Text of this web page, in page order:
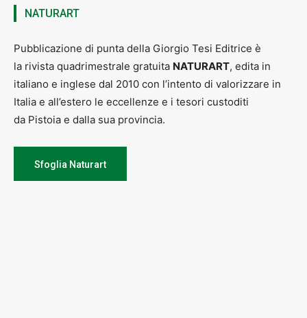
NATURART
Pubblicazione di punta della Giorgio Tesi Editrice è
la rivista quadrimestrale gratuita NATURART, edita in
italiano e inglese dal 2010 con l’intento di valorizzare in
Italia e all’estero le eccellenze e i tesori custoditi
da Pistoia e dalla sua provincia.
Sfoglia Naturart